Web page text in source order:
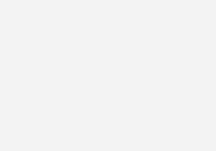
sicher betrieben